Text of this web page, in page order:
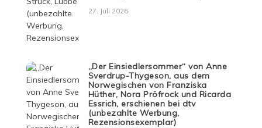
27. Juli 2026
„Der Einsiedlersommer“ von Anne
Sverdrup-Thygeson, aus dem
Norwegischen von Franziska
Hüther, Nora Pröfrock und Ricarda
Essrich, erschienen bei dtv
(unbezahlte Werbung,
Rezensionsexemplar)